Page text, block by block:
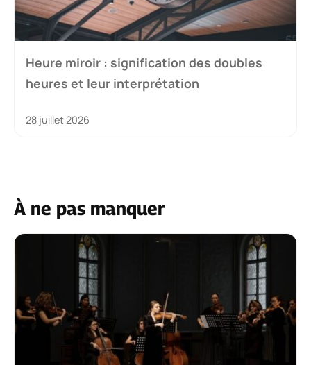
Heure miroir : signification des doubles
heures et leur interprétation
28 juillet 2026
À ne pas manquer